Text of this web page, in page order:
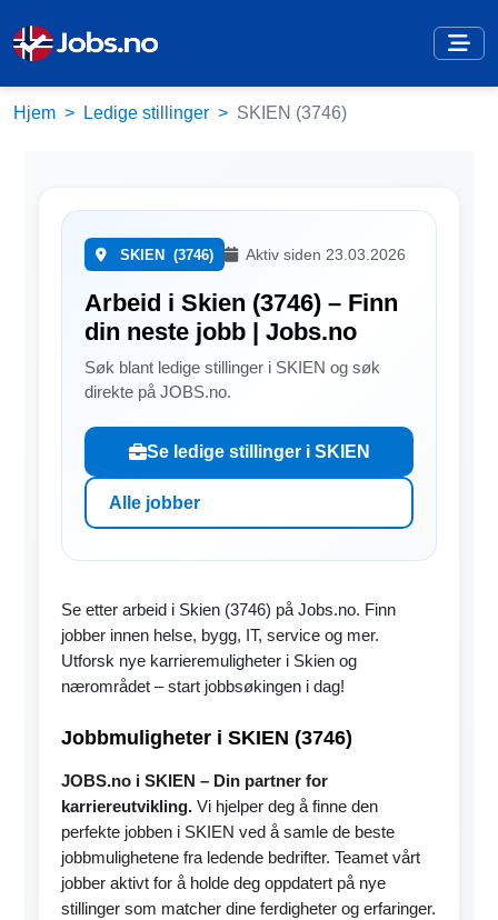
Hjem Ledige stillinger SKIEN (3746)
SKIEN (3746) Aktiv siden 23.03.2026
Arbeid i Skien (3746) – Finn
din neste jobb | Jobs.no
Søk blant ledige stillinger i SKIEN og søk
direkte på JOBS.no.
Se ledige stillinger i SKIEN
Alle jobber
Se etter arbeid i Skien (3746) på Jobs.no. Finn
jobber innen helse, bygg, IT, service og mer.
Utforsk nye karrieremuligheter i Skien og
nærområdet – start jobbsøkingen i dag!
Jobbmuligheter i SKIEN (3746)
JOBS.no i SKIEN – Din partner for
karriereutvikling. Vi hjelper deg å finne den
perfekte jobben i SKIEN ved å samle de beste
jobbmulighetene fra ledende bedrifter. Teamet vårt
jobber aktivt for å holde deg oppdatert på nye
stillinger som matcher dine ferdigheter og erfaringer.